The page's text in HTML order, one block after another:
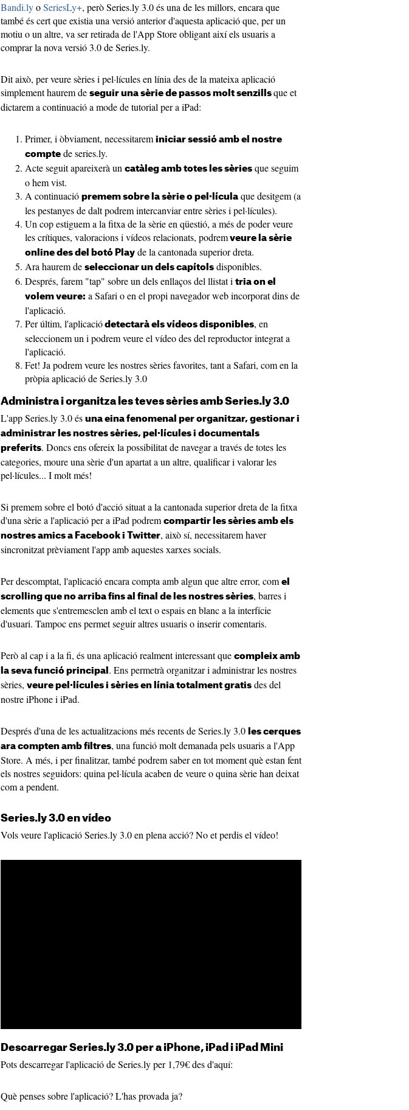
Bandi.lyoSeriesLy+, però Series.ly 3.0 és una de les millors, encara que
també és cert que existia una versió anterior d'aquesta aplicació que, per un
motiu o un altre, va ser retirada de l'App Store obligant així els usuaris a
comprar la nova versió 3.0 de Series.ly.
Dit això, per veure sèries i pel·lícules en línia des de la mateixa aplicació
simplement haurem de seguir una sèrie de passos molt senzills que et
dictarem a continuació a mode de tutorial per a iPad:
Primer, i òbviament, necessitarem iniciar sessió amb el nostre
compte de series.ly.
Acte seguit apareixerà un catàleg amb totes les sèries que seguim
o hem vist.
A continuació premem sobre la sèrie o pel·lícula que desitgem (a
les pestanyes de dalt podrem intercanviar entre sèries i pel·lícules).
Un cop estiguem a la fitxa de la sèrie en qüestió, a més de poder veure
les crítiques, valoracions i vídeos relacionats, podremveure la sèrie
online des del botó Play de la cantonada superior dreta.
Ara haurem de seleccionar un dels capítols disponibles.
Després, farem "tap" sobre un dels enllaços del llistat i tria on el
volem veure: a Safari o en el propi navegador web incorporat dins de
l'aplicació.
Per últim, l'aplicació detectarà els vídeos disponibles, en
seleccionem un i podrem veure el vídeo des del reproductor integrat a
l'aplicació.
Fet! Ja podrem veure les nostres sèries favorites, tant a Safari, com en la
pròpia aplicació de Series.ly 3.0
Administra i organitza les teves sèries amb Series.ly 3.0
L'app Series.ly 3.0 és una eina fenomenal per organitzar, gestionar i
administrar les nostres sèries, pel·lícules i documentals
preferits. Doncs ens ofereix la possibilitat de navegar a través de totes les
categories, moure una sèrie d'un apartat a un altre, qualificar i valorar les
pel·lícules... I molt més!
Si premem sobre el botó d'acció situat a la cantonada superior dreta de la fitxa
d'una sèrie a l'aplicació per a iPad podrem compartir les sèries amb els
nostres amics a Facebook i Twitter, això sí, necessitarem haver
sincronitzat prèviament l'app amb aquestes xarxes socials.
Per descomptat, l'aplicació encara compta amb algun que altre error, com el
scrolling que no arriba fins al final de les nostres sèries, barres i
elements que s'entremesclen amb el text o espais en blanc a la interfície
d'usuari. Tampoc ens permet seguir altres usuaris o inserir comentaris.
Però al cap i a la fi, és una aplicació realment interessant que compleix amb
la seva funció principal . Ens permetrà organitzar i administrar les nostres
sèries, veure pel·lícules i sèries en línia totalment gratis des del
nostre iPhone i iPad.
Després d'una de les actualitzacions més recents de Series.ly 3.0 les cerques
ara compten amb filtres, una funció molt demanada pels usuaris a l'App
Store. A més, i per finalitzar, també podrem saber en tot moment què estan fent
els nostres seguidors: quina pel·lícula acaben de veure o quina sèrie han deixat
com a pendent.
Series.ly 3.0 en vídeo
Vols veure l'aplicació Series.ly 3.0 en plena acció? No et perdis el vídeo!
Descarregar Series.ly 3.0 per a iPhone, iPad i iPad Mini
Pots descarregar l'aplicació de Series.ly per 1,79€ des d'aquí:
Què penses sobre l'aplicació? L'has provada ja?